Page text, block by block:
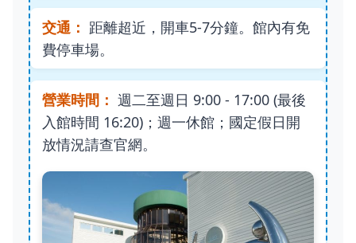
交通： 距離超近，開車5-7分鐘。館內有免
費停車場。
營業時間： 週二至週日 9:00 - 17:00 (最後
入館時間 16:20)；週一休館；國定假日開
放情況請查官網。